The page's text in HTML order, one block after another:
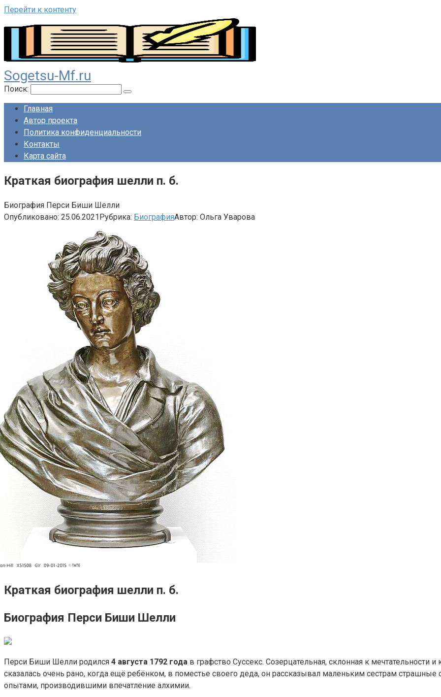
Перейти к контенту
Sogetsu-Mf.ru
Поиск:
Главная
Автор проекта
Политика конфиденциальности
Контакты
Карта сайта
Краткая биография шелли п. б.
Биография Перси Биши Шелли
Опубликовано: 25.06.2021Рубрика: БиографияАвтор: Ольга Уварова
Краткая биография шелли п. б.
Биография Перси Биши Шелли
Перси Биши Шелли родился 4 августа 1792 года в графство Суссекс. Созерцательная, склонная к
сказалась очень рано, когда ещё ребёнком, в поместье своего деда, он рассказывал маленьким сестрам
опытами, производившими впечатление алхимии.